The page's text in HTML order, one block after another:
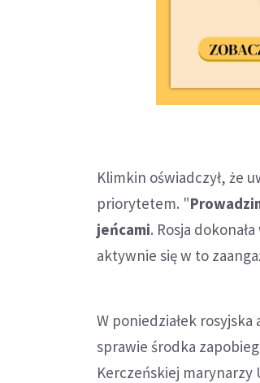
Klimkin oświadczył, że
priorytetem. "
jeńcami. Rosja
aktywnie się w to
W poniedziałek
sprawie środka
Kerczeńskiej marynarzy